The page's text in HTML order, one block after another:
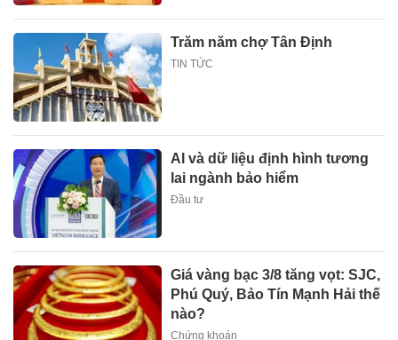
Trăm năm chợ Tân Định
TIN TỨC
AI và dữ liệu định hình tương
lai ngành bảo hiểm
Đầu tư
Giá vàng bạc 3/8 tăng vọt: SJC,
Phú Quý, Bảo Tín Mạnh Hải thế
nào?
Chứng khoán